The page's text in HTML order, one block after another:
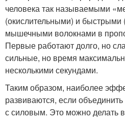
человека так называемыми
(окислительными) и быстрыми
мышечными волокнами в
Первые работают долго, но
сильные, но время
несколькими секундами.
Таким образом, наиболее
развиваются, если
с силовым. Это можно делать